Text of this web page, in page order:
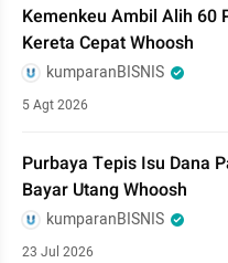
Kemenkeu Ambil Alih 60
Kereta Cepat Whoosh
kumparanBISNIS
5 Agt 2026
Purbaya Tepis Isu Dana
Bayar Utang Whoosh
kumparanBISNIS
23 Jul 2026